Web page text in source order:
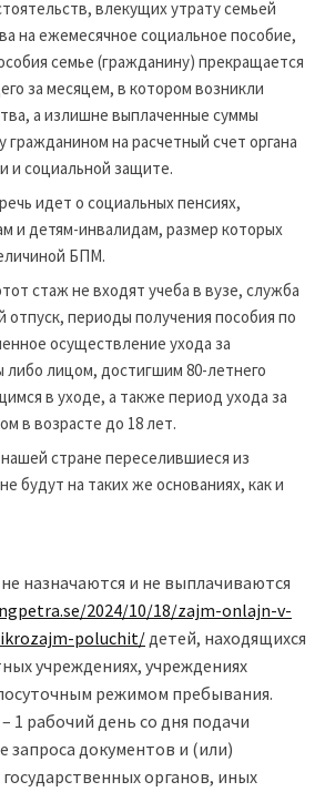
влекущих утрату семьей
на ежемесячное социальное пособие,
семье (гражданину) прекращается
за месяцем, в котором возникли
а излишне выплаченные суммы
на расчетный счет органа
и социальной защите.
идет о социальных пенсиях,
и детям-инвалидам, размер которых
БПМ.
стаж не входят учеба в вузе, служба
отпуск, периоды получения пособия по
осуществление ухода за
либо лицом, достигшим 80-летнего
в уходе, а также период ухода за
в возрасте до 18 лет.
стране переселившиеся из
будут на таких же основаниях, как и
назначаются и не выплачиваются
2024/10/18/zajm-onlajn-v-
poluchit/детей, находящихся
учреждениях, учреждениях
режимом пребывания.
1 рабочий день со дня подачи
запроса документов и (или)
органов, иных